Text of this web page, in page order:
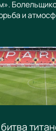
и